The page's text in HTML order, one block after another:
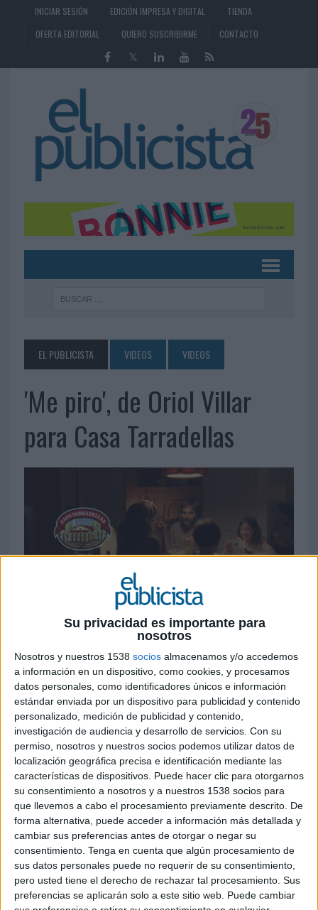
Su privacidad es importante para
nosotros
Nosotros y nuestros 1538 socios almacenamos y/o accedemos
a información en un dispositivo, como cookies, y procesamos
datos personales, como identificadores únicos e información
estándar enviada por un dispositivo para publicidad y contenido
personalizado, medición de publicidad y contenido,
investigación de audiencia y desarrollo de servicios. Con su
permiso, nosotros y nuestros socios podemos utilizar datos de
localización geográfica precisa e identificación mediante las
características de dispositivos. Puede hacer clic para otorgarnos
su consentimiento a nosotros y a nuestros 1538 socios para
que llevemos a cabo el procesamiento previamente descrito. De
forma alternativa, puede acceder a información más detallada y
cambiar sus preferencias antes de otorgar o negar su
consentimiento. Tenga en cuenta que algún procesamiento de
sus datos personales puede no requerir de su consentimiento,
pero usted tiene el derecho de rechazar tal procesamiento. Sus
preferencias se aplicarán solo a este sitio web. Puede cambiar
INICIAR SESIÓN EDICIÓN IMPRESA Y DIGITAL
TIENDA
OFERTA EDITORIAL
QUIERO SUSCRIBIRME CONTACTO
EL PUBLICISTA VIDEOS VIDEOS
'Me piro', de Oriol Villar
para Casa Tarradellas
6 DE FEBRERO DE 2025
Ficha técnica
Marca: Casa Tarradellas
Agencia: Oriol Villar
Equipo creativo: Oriol Villar, Oriol Gil
Productora: Pau Cabarrocas
Productor ejecutivo: Pablo Garcia Acón
Director: Oriol Villar
DOP: Bet Rourich
Título: Me Piro